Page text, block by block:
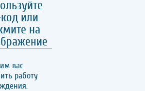
или
на
вас
работу